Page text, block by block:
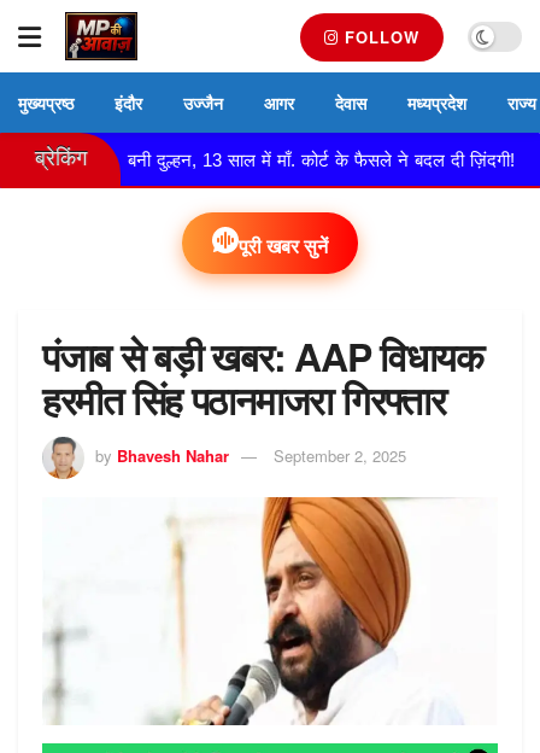
FOLLOW
मुख्यप्रष्ठ इंदौर उज्जैन आगर देवास मध्यप्रदेश राज्य
ब्रेकिंग
बच्ची बनी दुल्हन, 13 साल में माँ. कोर्ट के फैसले ने बदल दी ज़िंदगी!
पूरी खबर सुनें
पंजाब से बड़ी खबर: AAP विधायक
हरमीत सिंह पठानमाजरा गिरफ्तार
by Bhavesh Nahar September 2, 2025